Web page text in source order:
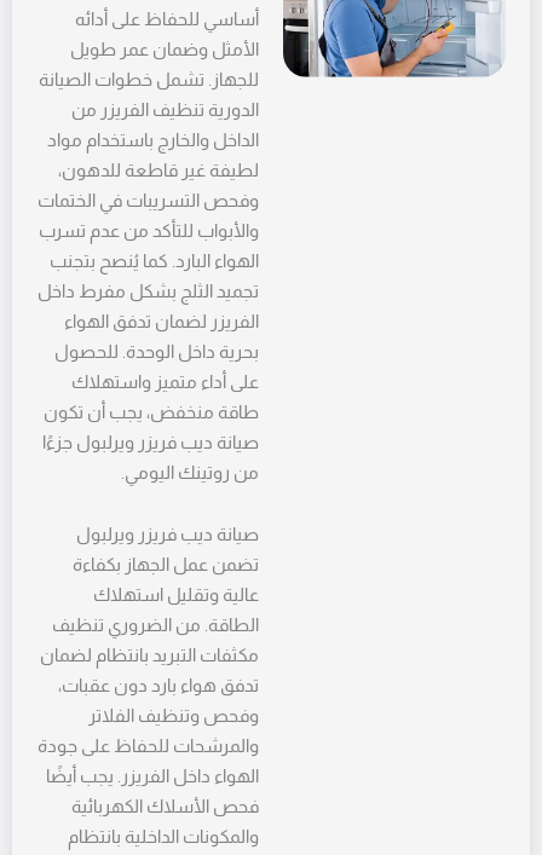
أساسي للحفاظ على أدائه
الأمثل وضمان عمر طويل
للجهاز. تشمل خطوات الصيانة
الدورية تنظيف الفريزر من
الداخل والخارج باستخدام مواد
لطيفة غير قاطعة للدهون،
وفحص التسريبات في الختمات
والأبواب للتأكد من عدم تسرب
الهواء البارد. كما يُنصح بتجنب
تجميد الثلج بشكل مفرط داخل
الفريزر لضمان تدفق الهواء
بحرية داخل الوحدة. للحصول
على أداء متميز واستهلاك
طاقة منخفض، يجب أن تكون
صيانة ديب فريزر ويرلبول جزءًا
من روتينك اليومي.
صيانة ديب فريزر ويرلبول
تضمن عمل الجهاز بكفاءة
عالية وتقليل استهلاك
الطاقة. من الضروري تنظيف
مكثفات التبريد بانتظام لضمان
تدفق هواء بارد دون عقبات،
وفحص وتنظيف الفلاتر
والمرشحات للحفاظ على جودة
الهواء داخل الفريزر. يجب أيضًا
فحص الأسلاك الكهربائية
والمكونات الداخلية بانتظام